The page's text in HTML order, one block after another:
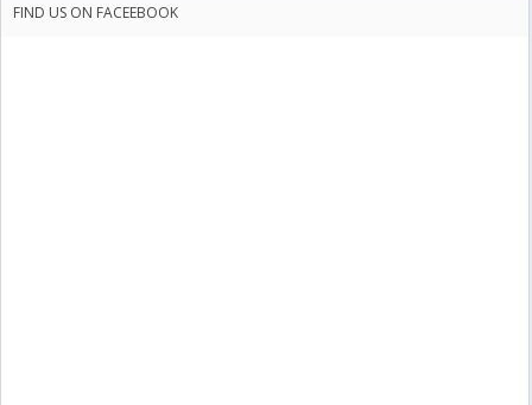
FIND US ON FACEEBOOK